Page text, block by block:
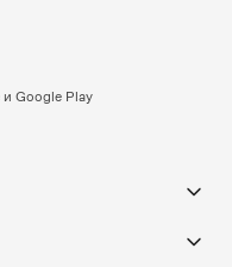
Google Play